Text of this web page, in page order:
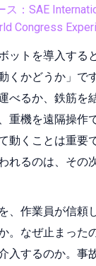
ス：SAE
Congress
ットを導入する
くかどうか」で
べるか、鉄筋を
重機を遠隔操作
動くことは重要
れるのは、その
、作業員が信頼
。なぜ止まった
入するのか。事